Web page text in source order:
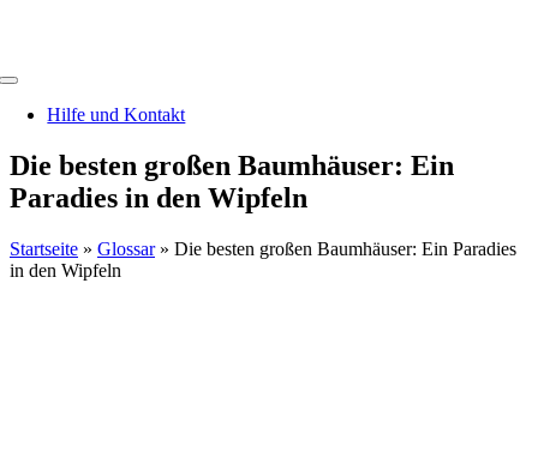
Toggle
NavigationHilfe und Kontakt
Die besten großen Baumhäuser: Ein
Paradies in den Wipfeln
Startseite » Glossar» Die besten großen Baumhäuser: Ein Paradies
in den Wipfeln